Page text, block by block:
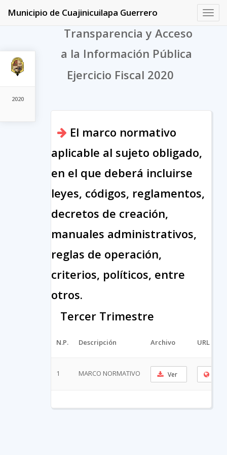
2020
Municipio de Cuajinicuilapa Guerrero
Transparencia y Acceso
a la Información Pública
Ejercicio Fiscal 2020
El marco normativo
aplicable al sujeto obligado,
en el que deberá incluirse
leyes, códigos, reglamentos,
decretos de creación,
manuales administrativos,
reglas de operación,
criterios, políticos, entre
otros.
Tercer Trimestre
N.P. Descripción Archivo URL
1 MARCO NORMATIVO Ver